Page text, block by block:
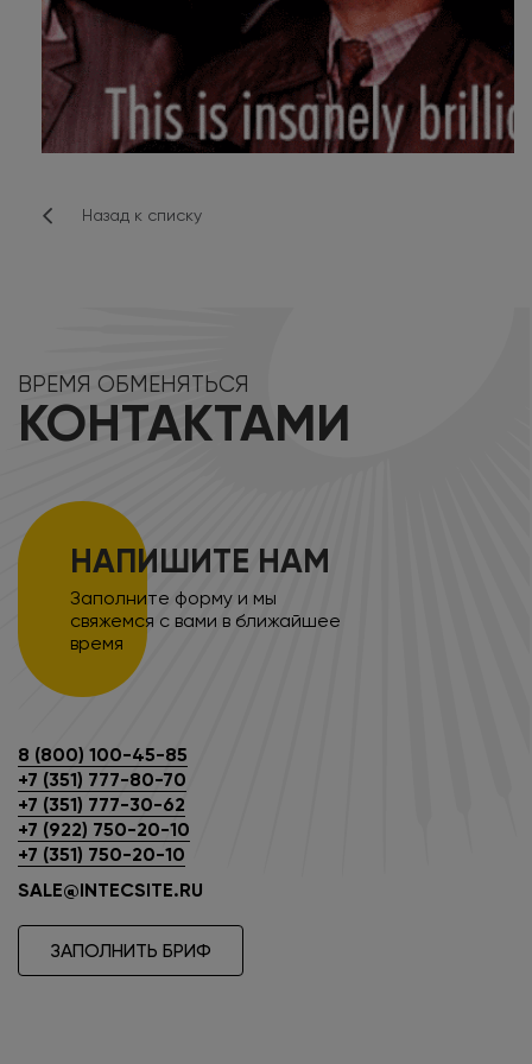
Назад к списку
ВРЕМЯ ОБМЕНЯТЬСЯ
КОНТАКТАМИ
НАПИШИТЕ НАМ
Заполните форму и мы
свяжемся с вами в ближайшее
время
8 (800) 100-45-85
+7 (351) 777-80-70
+7 (351) 777-30-62
+7 (922) 750-20-10
+7 (351) 750-20-10
SALE@INTECSITE.RU
ЗАПОЛНИТЬ БРИФ